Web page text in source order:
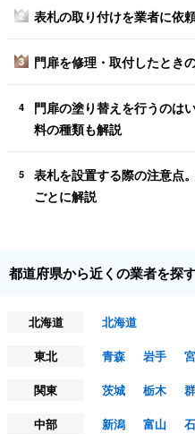
2 表札の取り付けを業者に依
3 門扉を修理・取付したとき
4
門扉の塗り替えを行うのは
料の種類も解説
5
表札を設置する際の注意点
ごとに解説
都道府県から近くの業者を探
北海道
北海道
東北
青森 岩手
関東
茨城 栃木
中部
新潟 富山